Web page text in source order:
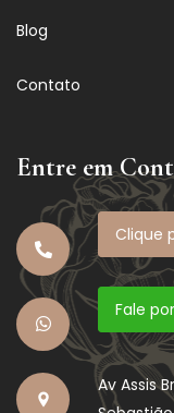
Blog
Contato
Entre em
Clique
Fale
Av Assis